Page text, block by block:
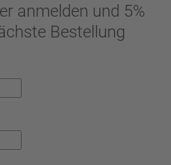
anmelden und 5%
Bestellung